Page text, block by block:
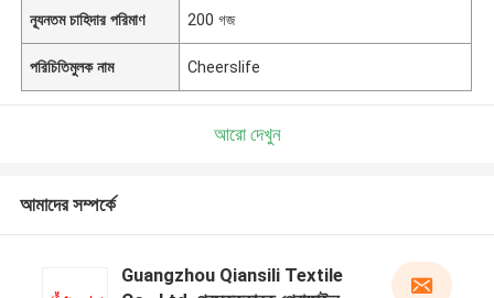
ন্যূনতম চাহিদার পরিমাণ 200 গজ
পরিচিতিমুলক নাম Cheerslife
আরো দেখুন
আমাদের সম্পর্কে
Guangzhou Qiansili Textile